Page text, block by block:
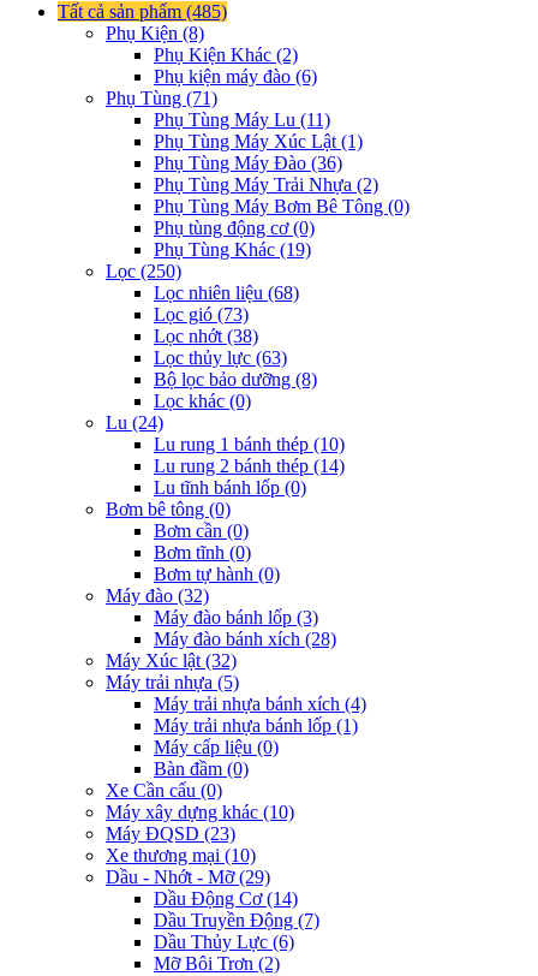
Tất cả sản phẩm (485)
Phụ Kiện (8)
Phụ Kiện Khác (2)
Phụ kiện máy đào (6)
Phụ Tùng (71)
Phụ Tùng Máy Lu (11)
Phụ Tùng Máy Xúc Lật (1)
Phụ Tùng Máy Đào (36)
Phụ Tùng Máy Trải Nhựa (2)
Phụ Tùng Máy Bơm Bê Tông (0)
Phụ tùng động cơ (0)
Phụ Tùng Khác (19)
Lọc (250)
Lọc nhiên liệu (68)
Lọc gió (73)
Lọc nhớt (38)
Lọc thủy lực (63)
Bộ lọc bảo dưỡng (8)
Lọc khác (0)
Lu (24)
Lu rung 1 bánh thép (10)
Lu rung 2 bánh thép (14)
Lu tĩnh bánh lốp (0)
Bơm bê tông (0)
Bơm cần (0)
Bơm tĩnh (0)
Bơm tự hành (0)
Máy đào (32)
Máy đào bánh lốp (3)
Máy đào bánh xích (28)
Máy Xúc lật (32)
Máy trải nhựa (5)
Máy trải nhựa bánh xích (4)
Máy trải nhựa bánh lốp (1)
Máy cấp liệu (0)
Bàn đầm (0)
Xe Cần cẩu (0)
Máy xây dựng khác (10)
Máy ĐQSD (23)
Xe thương mại (10)
Dầu - Nhớt - Mỡ (29)
Dầu Động Cơ (14)
Dầu Truyền Động (7)
Dầu Thủy Lực (6)
Mỡ Bôi Trơn (2)